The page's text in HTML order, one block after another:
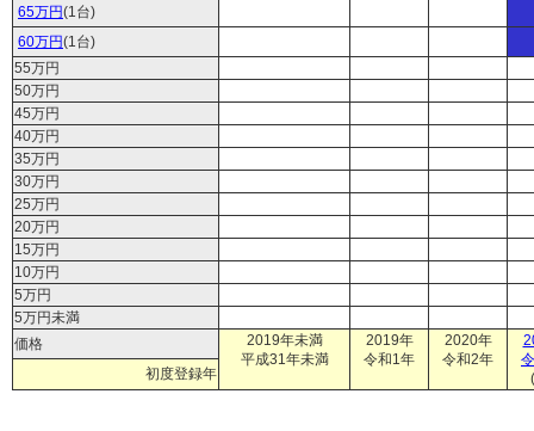
65万円(1台)
60万円(1台)
55万円
50万円
45万円
40万円
35万円
30万円
25万円
20万円
15万円
10万円
5万円
5万円未満
価格
2019年未満
平成31年未満
2019年
令和1年
2020年
令和2年
初度登録年